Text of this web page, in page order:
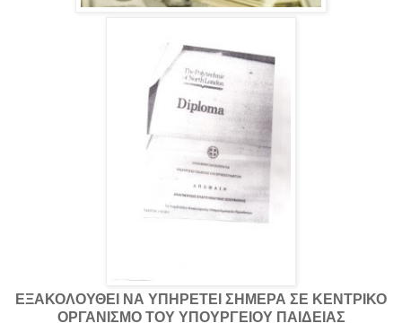
ΕΞΑΚΟΛΟΥΘΕΙ ΝΑ ΥΠΗΡΕΤΕΙ ΣΗΜΕΡΑ ΣΕ ΚΕΝΤΡΙΚΟ
ΟΡΓΑΝΙΣΜΟ ΤΟΥ ΥΠΟΥΡΓΕΙΟΥ ΠΑΙΔΕΙΑΣ